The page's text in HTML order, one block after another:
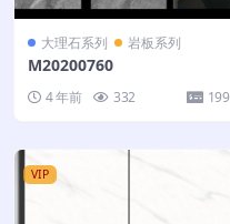
大理石系列 岩板系列
M20200760
4 年前 332 199
VIP